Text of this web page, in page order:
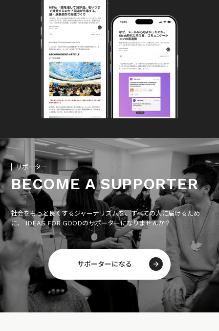
サポーター
BECOME A SUPPORTER
社会をもっと良くするジャーナリズムを、すべての人に届けるため
に、 IDEAS FOR GOODのサポーターになりませんか？
サポーターになる